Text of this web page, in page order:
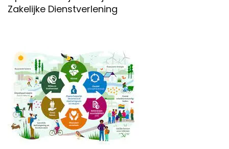
Zakelijke Dienstverlening